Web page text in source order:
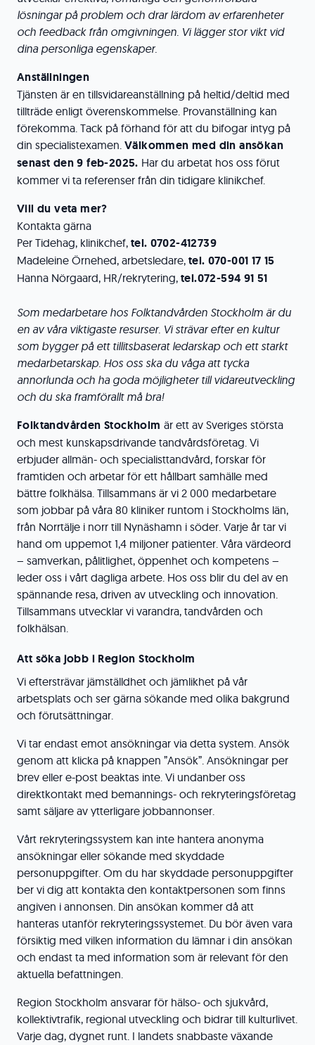
lösningar på problem och drar lärdom av erfarenheter
och feedback från omgivningen. Vi lägger stor vikt vid
dina personliga egenskaper.
Anställningen
Tjänsten är en tillsvidareanställning på heltid/deltid med
tillträde enligt överenskommelse. Provanställning kan
förekomma. Tack på förhand för att du bifogar intyg på
din specialistexamen. Välkommen med din ansökan
senast den 9 feb-2025. Har du arbetat hos oss förut
kommer vi ta referenser från din tidigare klinikchef.
Vill du veta mer?
Kontakta gärna
Per Tidehag, klinikchef, tel. 0702-412739
Madeleine Örnehed, arbetsledare, tel. 070-001 17 15
Hanna Nörgaard, HR/rekrytering, tel.072-594 91 51
Som medarbetare hos Folktandvården Stockholm är du
en av våra viktigaste resurser. Vi strävar efter en kultur
som bygger på ett tillitsbaserat ledarskap och ett starkt
medarbetarskap. Hos oss ska du våga att tycka
annorlunda och ha goda möjligheter till vidareutveckling
och du ska framförallt må bra!
Folktandvården Stockholm är ett av Sveriges största
och mest kunskapsdrivande tandvårdsföretag. Vi
erbjuder allmän- och specialisttandvård, forskar för
framtiden och arbetar för ett hållbart samhälle med
bättre folkhälsa. Tillsammans är vi 2 000 medarbetare
som jobbar på våra 80 kliniker runtom i Stockholms län,
från Norrtälje i norr till Nynäshamn i söder. Varje år tar vi
hand om uppemot 1,4 miljoner patienter. Våra värdeord
– samverkan, pålitlighet, öppenhet och kompetens –
leder oss i vårt dagliga arbete. Hos oss blir du del av en
spännande resa, driven av utveckling och innovation.
Tillsammans utvecklar vi varandra, tandvården och
folkhälsan.
Att söka jobb i Region Stockholm
Vi eftersträvar jämställdhet och jämlikhet på vår
arbetsplats och ser gärna sökande med olika bakgrund
och förutsättningar.
Vi tar endast emot ansökningar via detta system. Ansök
genom att klicka på knappen ”Ansök”. Ansökningar per
brev eller e-post beaktas inte. Vi undanber oss
direktkontakt med bemannings- och rekryteringsföretag
samt säljare av ytterligare jobbannonser.
Vårt rekryteringssystem kan inte hantera anonyma
ansökningar eller sökande med skyddade
personuppgifter. Om du har skyddade personuppgifter
ber vi dig att kontakta den kontaktpersonen som finns
angiven i annonsen. Din ansökan kommer då att
hanteras utanför rekryteringssystemet. Du bör även vara
försiktig med vilken information du lämnar i din ansökan
och endast ta med information som är relevant för den
aktuella befattningen.
Region Stockholm ansvarar för hälso- och sjukvård,
kollektivtrafik, regional utveckling och bidrar till kulturlivet.
Varje dag, dygnet runt. I landets snabbaste växande